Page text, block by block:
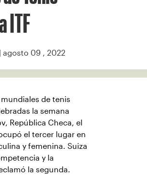
ITF
| agosto 09 , 2022
de tenis
la semana
República Checa, el
el tercer lugar en
y femenina. Suiza
y la
la segunda.